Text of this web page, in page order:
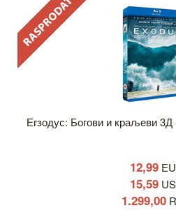
Егзодус: Богови и краљеви 3Д
12,99
15,59
1.299,00